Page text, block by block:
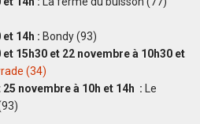
14h : Bondy (93)
15h30 et 22 novembre à 10h30 et
(34)
novembre à 10h et 14h : Le